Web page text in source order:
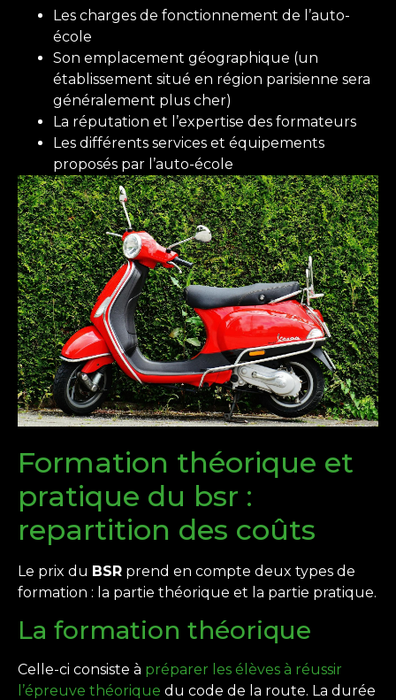
Les charges de fonctionnement de l’auto-
école
Son emplacement géographique (un
établissement situé en région parisienne sera
généralement plus cher)
La réputation et l’expertise des formateurs
Les différents services et équipements
proposés par l’auto-école
Formation théorique et
pratique du bsr :
repartition des coûts
Le prix du BSR prend en compte deux types de
formation : la partie théorique et la partie pratique.
La formation théorique
Celle-ci consiste à préparer les élèves à réussir
l’épreuve théorique du code de la route. La durée